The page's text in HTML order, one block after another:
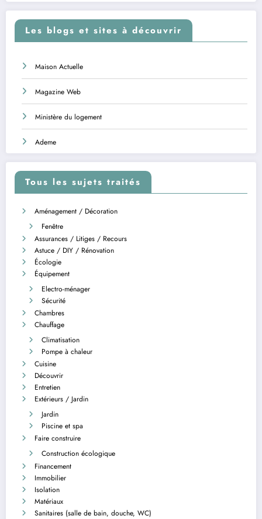
Les blogs et sites à découvrir
Maison Actuelle
Magazine Web
Ministère du logement
Ademe
Tous les sujets traités
Aménagement / Décoration
Fenêtre
Assurances / Litiges / Recours
Astuce / DIY / Rénovation
Écologie
Équipement
Electro-ménager
Sécurité
Chambres
Chauffage
Climatisation
Pompe à chaleur
Cuisine
Découvrir
Entretien
Extérieurs / Jardin
Jardin
Piscine et spa
Faire construire
Construction écologique
Financement
Immobilier
Isolation
Matériaux
Sanitaires (salle de bain, douche, WC)